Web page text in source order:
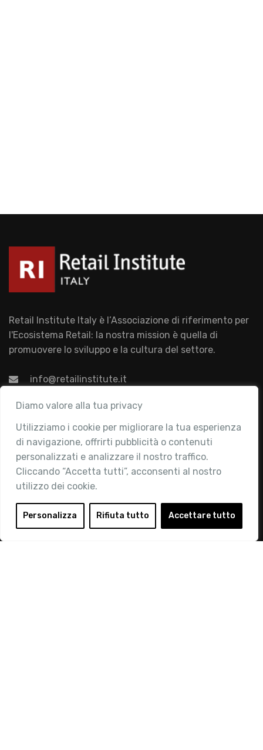
Diamo valore alla tua privacy
Utilizziamo i cookie per migliorare la tua esperienza
di navigazione, offrirti pubblicità o contenuti
personalizzati e analizzare il nostro traffico.
Cliccando “Accetta tutti”, acconsenti al nostro
utilizzo dei cookie.
Personalizza Rifiuta tutto Accettare tutto
Retail Institute Italy è l’Associazione di riferimento per
l'Ecosistema Retail: la nostra mission è quella di
promuovere lo sviluppo e la cultura del settore.
info@retailinstitute.it
Associazione
Chi siamo
Attività
Contatti
Area Riservata
Login
Diventa Socio